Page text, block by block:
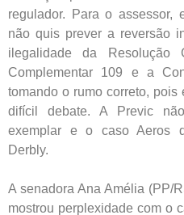
regulador. Para o assessor,
não quis prever a reversão
ilegalidade da
Complementar 109 e a
tomando o rumo correto, pois
difícil debate. A Previc
exemplar e o caso Aeros
Derbly.
A senadora Ana Amélia (PP/
mostrou perplexidade com o